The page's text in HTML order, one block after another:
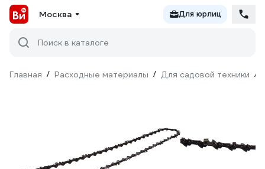
Москва Для юрлиц
Поиск в каталоге
Главная / Расходные материалы / Для садовой техники /